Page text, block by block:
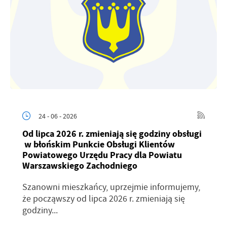
24 - 06 - 2026
Od lipca 2026 r. zmieniają się godziny obsługi
w błońskim Punkcie Obsługi Klientów
Powiatowego Urzędu Pracy dla Powiatu
Warszawskiego Zachodniego
Szanowni mieszkańcy, uprzejmie informujemy,
że począwszy od lipca 2026 r. zmieniają się
godziny...